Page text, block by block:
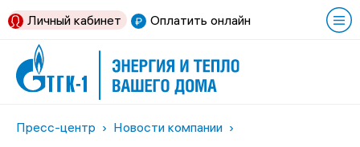
Оплатить онлайн
Личный кабинет
Пресс-центр Новости компании